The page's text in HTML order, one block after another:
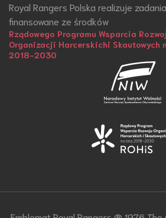
Royal Rangers Polska realizuje zadania
finansowane ze środków
Rządowego Programu Wsparcia
Organizacji Harcerskichi Skautowych
2018-2030